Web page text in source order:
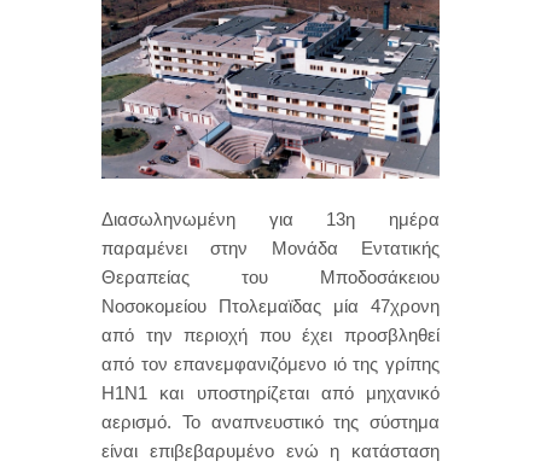
Διασωληνωμένη για 13η ημέρα
παραμένει στην Μονάδα Εντατικής
Θεραπείας του Μποδοσάκειου
Νοσοκομείου Πτολεμαϊδας μία 47χρονη
από την περιοχή που έχει προσβληθεί
από τον επανεμφανιζόμενο ιό της γρίπης
Η1Ν1 και υποστηρίζεται από μηχανικό
αερισμό. Το αναπνευστικό της σύστημα
είναι επιβεβαρυμένο ενώ η κατάσταση